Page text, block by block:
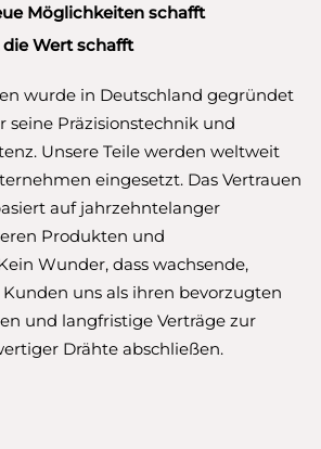
Möglichkeiten schafft
Wert schafft
wurde in Deutschland gegründet
seine Präzisionstechnik und
Unsere Teile werden weltweit
eingesetzt. Das Vertrauen
auf jahrzehntelanger
Produkten und
Wunder, dass wachsende,
uns als ihren bevorzugten
und langfristige Verträge zur
Drähte abschließen.